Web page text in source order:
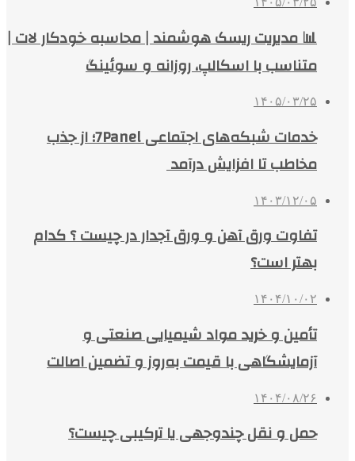
📊 مدیریت ریسک هوشمند | محاسبه خودکار لات |
متناسب با اسکالپ، روزانه و سوئینگ
۱۴۰۵/۰۳/۲۵
خدمات شبکه‌های اجتماعی 7Panel؛ از جذب
مخاطب تا افزایش درآمد
۱۴۰۳/۱۲/۰۵
تفاوت ورق آهن و ورق آجدار در چیست ؟ کدام
بهتر است؟
۱۴۰۴/۱۰/۰۲
تأمین و خرید مواد شیمیایی صنعتی و
آزمایشگاهی با قیمت به‌روز و تضمین اصالت
۱۴۰۴/۰۸/۲۶
حمل و نقل چندوجهی یا ترکیبی چیست؟